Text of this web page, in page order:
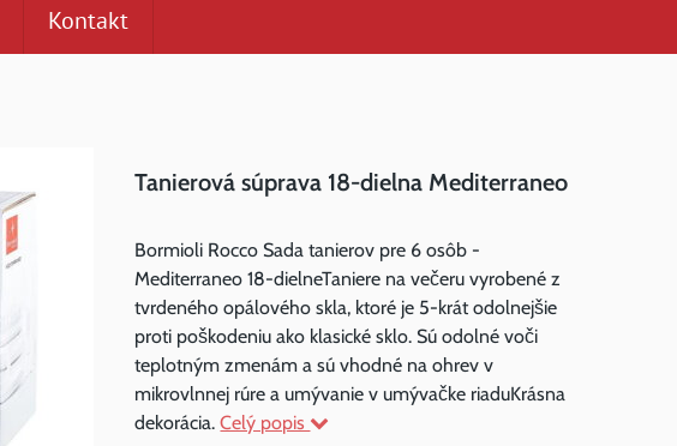
Kontakt
Tanierová súprava 18-dielna Mediterraneo
Bormioli Rocco Sada tanierov pre 6 osôb -
Mediterraneo 18-dielneTaniere na večeru vyrobené z
tvrdeného opálového skla, ktoré je 5-krát odolnejšie
proti poškodeniu ako klasické sklo. Sú odolné voči
teplotným zmenám a sú vhodné na ohrev v
mikrovlnnej rúre a umývanie v umývačke riaduKrásna
dekorácia.Celý popis